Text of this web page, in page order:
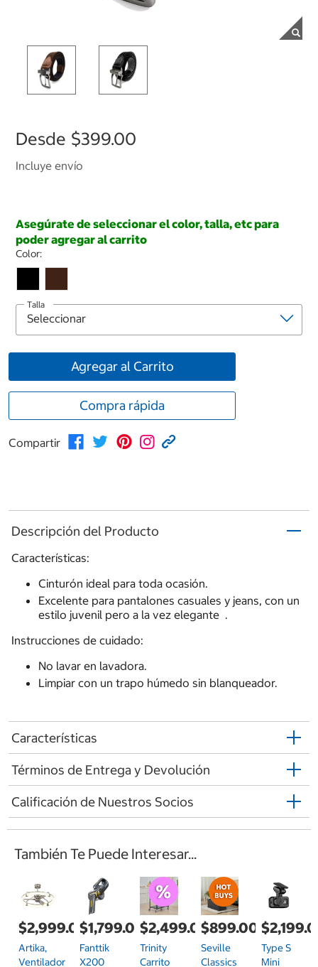
Desde $399.00
Incluye envío
Asegúrate de seleccionar el color, talla, etc para
poder agregar al carrito
Color:
Talla
Agregar al Carrito
Compra rápida
Compartir
Descripción del Producto
Características:
Cinturón ideal para toda ocasión.
Excelente para pantalones casuales y jeans, con un
estilo juvenil pero a la vez elegante .
Instrucciones de cuidado:
No lavar en lavadora.
Limpiar con un trapo húmedo sin blanqueador.
Características
Términos de Entrega y Devolución
Calificación de Nuestros Socios
También Te Puede Interesar...
$2,999.00
Artika,
Ventilador
$1,799.00
Fanttik
X200
$2,499.00
Trinity
Carrito
$899.00
Seville
Classics
Type S
Mini